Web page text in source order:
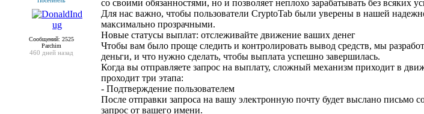
Сообщений: 2525
Parchim
460 дней назад
со своими обязанностями, но и позволяет неплохо зарабатывать без всяких
Для нас важно, чтобы пользователи CryptoTab были уверены в нашей
максимально прозрачными.
Новые статусы выплат: отслеживайте движение ваших денег
Чтобы вам было проще следить и контролировать вывод средств, мы
деньги, и что нужно сделать, чтобы выплата успешно завершилась.
Когда вы отправляете запрос на выплату, сложный механизм приходит в
проходит три этапа:
- Подтверждение пользователем
После отправки запроса на вашу электронную почту будет выслано
запрос от вашего имени.